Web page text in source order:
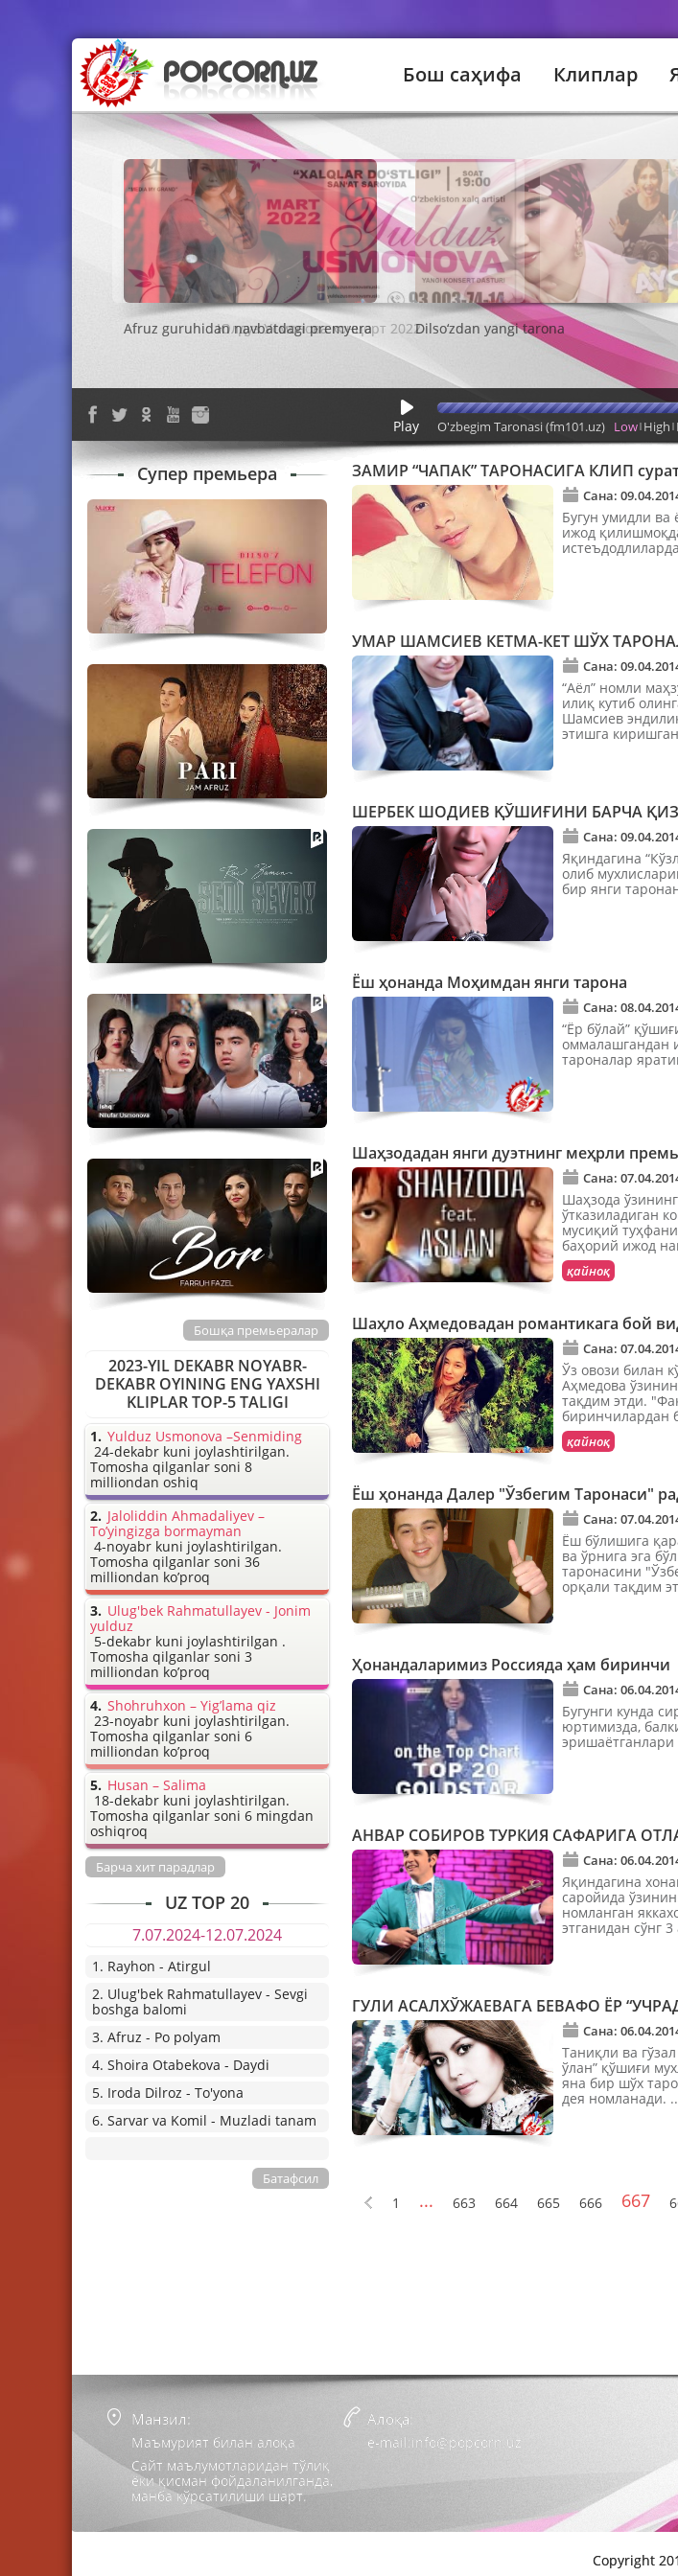
Бош саҳифа Клиплар
Юлдуз Усмонова концерт 2022
Play Low High
O'zbegim Taronasi (fm101.uz)
ЗАМИР “ЧАПАК” ТАРОНАСИГА КЛИП
Сана:
Бугун умидли
ижод
УМАР ШАМСИЕВ КЕТМА-КЕТ ШЎХ
Сана:
“Аёл” номли
илиқ кутиб
Шамсиев
этишга
ШЕРБЕК ШОДИЕВ ҚЎШИҒИНИ БАРЧА
Сана:
Яқиндагина
олиб
бир янги
Ёш ҳонанда Моҳимдан янги тарона
Сана:
“Ёр бўлай”
оммалашгандан
тароналар
Шаҳзодадан янги дуэтнинг меҳрли
Сана:
Шаҳзода
ўтказиладиган
мусиқий
баҳорий ижод
продюсер ва...
қайноқ
Шаҳло Аҳмедовадан романтикага бой
Сана:
Ўз овози билан
Аҳмедова
тақдим этди.
биринчилардан
этилмоқда. ...
қайноқ
Ёш ҳонанда Далер "Ўзбегим Таронаси"
Сана:
Ёш бўлишига
ва ўрнига эга
таронасини
орқали тақдим
Ҳонандаларимиз Россияда ҳам биринчи
Сана:
Бугунги кунда
юртимизда,
эришаётганлари
АНВАР СОБИРОВ ТУРКИЯ САФАРИГА
Сана:
Яқиндагина
саройида
номланган
этганидан сўнг
ГУЛИ АСАЛХЎЖАЕВАГА БЕВАФО ЁР
Сана:
Таниқли ва
ўлан” қўшиғи
яна бир шўх
дея номланади.
1 ... 663 664 665 666 667
Супер премьера
Бошқа премьералар
2023-YIL DEKABR NOYABR-
DEKABR OYINING ENG YAXSHI
KLIPLAR TOP-5 TALIGI
Yulduz Usmonova –Senmiding
24-dekabr kuni joylashtirilgan.
Tomosha qilganlar soni 8
milliondan oshiq
Jaloliddin Ahmadaliyev –
To’yingizga bormayman
4-noyabr kuni joylashtirilgan.
Tomosha qilganlar soni 36
milliondan ko’proq
Ulug'bek Rahmatullayev - Jonim
yulduz
5-dekabr kuni joylashtirilgan .
Tomosha qilganlar soni 3
milliondan ko’proq
Shohruhxon – Yig’lama qiz
23-noyabr kuni joylashtirilgan.
Tomosha qilganlar soni 6
milliondan ko’proq
Husan – Salima
18-dekabr kuni joylashtirilgan.
Tomosha qilganlar soni 6 mingdan
oshiqroq
Барча хит парадлар
UZ TOP 20
7.07.2024-12.07.2024
1. Rayhon - Atirgul
2. Ulug'bek Rahmatullayev - Sevgi
boshga balomi
3. Afruz - Po polyam
4. Shoira Otabekova - Daydi
5. Iroda Dilroz - To'yona
6. Sarvar va Komil - Muzladi tanam
Батафсил
Манзил:
Маъмурият билан алоқа
Сайт маълумотларидан тўлиқ
ёки қисман фойдаланилганда,
манба кўрсатилиши шарт.
Алоқа:
e-mail:info@popcorn.uz
Copyright